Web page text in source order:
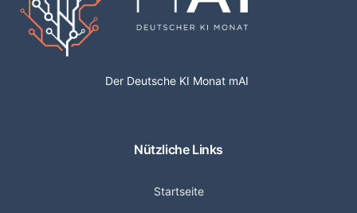
Der Deutsche KI Monat mAI
Nützliche Links
Startseite